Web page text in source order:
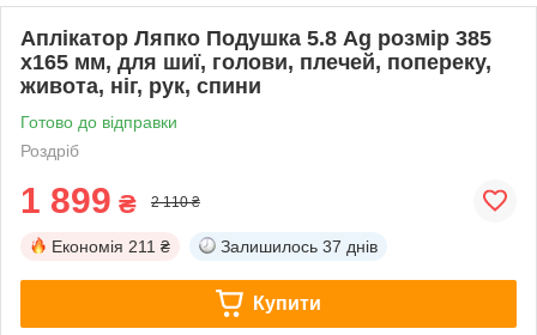
Аплікатор Ляпко Подушка 5.8 Ag розмір 385
х165 мм, для шиї, голови, плечей, попереку,
живота, ніг, рук, спини
Готово до відправки
Роздріб
1 899 ₴ 2 110 ₴
Економія 211 ₴ Залишилось 37 днів
Купити